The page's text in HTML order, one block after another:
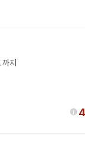
다.
지